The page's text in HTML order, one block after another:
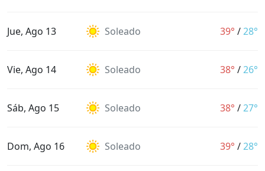
Jue, Ago 13 Soleado 39° /28°
Vie, Ago 14 Soleado 38° /26°
Sáb, Ago 15 Soleado 38° /27°
Dom, Ago 16 Soleado 39° /28°